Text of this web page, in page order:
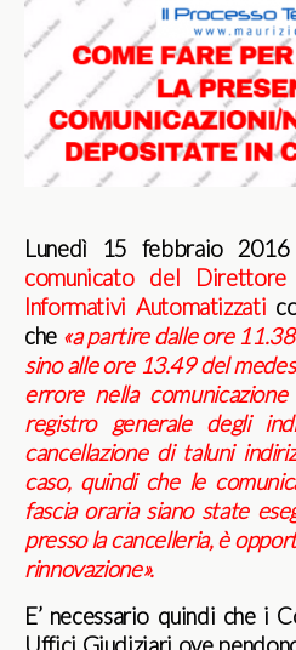
Lunedì 15 febbraio
comunicato del
Informativi Automatizzati
che «a partire dalle ore
sino alle ore 13.49 del
errore nella
registro generale degli
cancellazione di taluni
caso, quindi che le
fascia oraria siano state
presso la cancelleria, è
rinnovazione».
E’ necessario quindi che i